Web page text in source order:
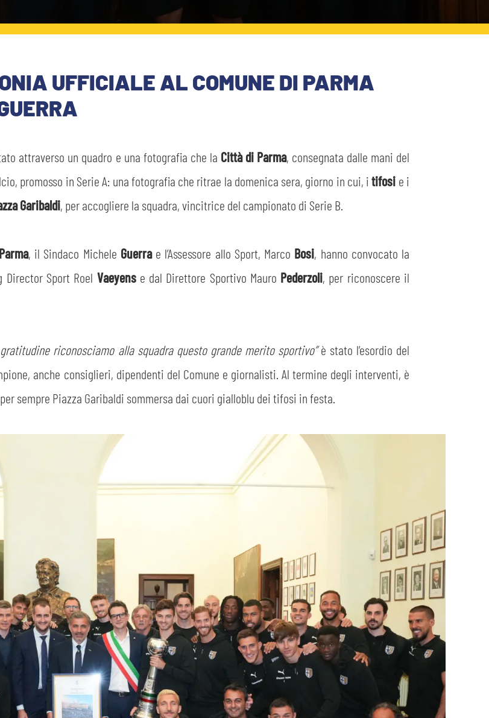
UFFICIALE AL COMUNE DI PARMA
attraverso un quadro e una fotografia che la Città di Parma, consegnata dalle mani del
promosso in Serie A: una fotografia che ritrae la domenica sera, giorno in cui, itifosi e i
Garibaldi, per accogliere la squadra, vincitrice del campionato di Serie B.
, il Sindaco Michele Guerra e l’Assessore allo Sport, Marco Bosi, hanno convocato la
Director Sport Roel Vaeyens e dal Direttore Sportivo Mauro Pederzoli, per riconoscere il
riconosciamo alla squadra questo grande merito sportivo”è stato l’esordio del
anche consiglieri, dipendenti del Comune e giornalisti. Al termine degli interventi, è
sempre Piazza Garibaldi sommersa dai cuori gialloblu dei tifosi in festa.